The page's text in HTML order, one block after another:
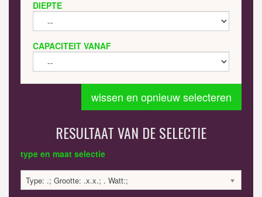
DIEPTE
CAPACITEIT VANAF
wissen en opnieuw selecteren
RESULTAAT VAN DE SELECTIE
type en maat selectie
Type: .; Grootte: .x.x.; . Watt:;